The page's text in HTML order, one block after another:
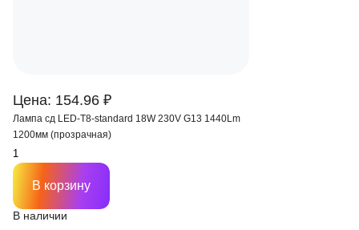
Цена: 154.96 ₽
Лампа сд LED-T8-standard 18W 230V G13 1440Lm
1200мм (прозрачная)
В наличии
В корзину